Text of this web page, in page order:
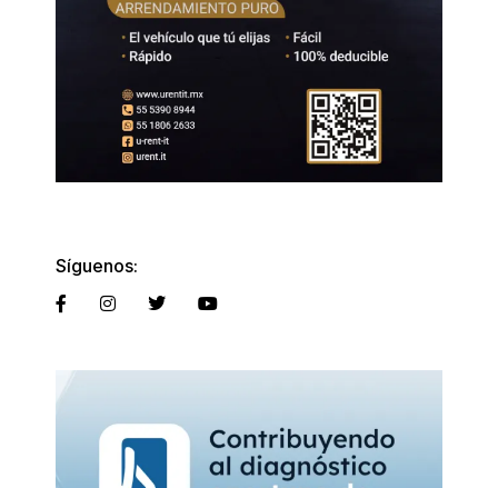
Síguenos: